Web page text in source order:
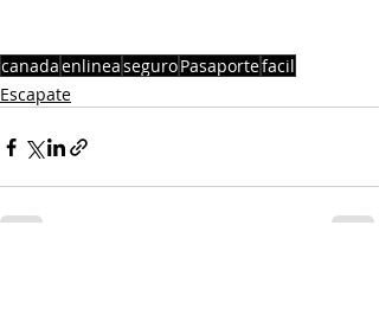
canadaenlineaseguroPasaportefacil
Escapate